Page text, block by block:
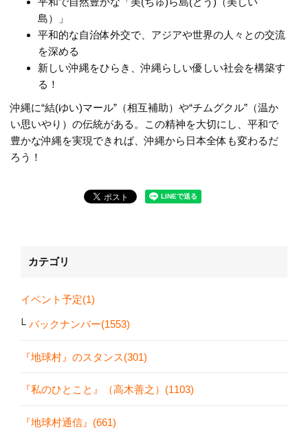
島）」
平和的な自治体外交で、アジアや世界の人々との交流
を深める
新しい沖縄をひらき、沖縄らしい優しい社会を構築す
る！
沖縄に“結(ゆい)マール”（相互補助）や“チムグクル”（温か
い思いやり）の伝統がある。この精神を大切にし、平和で
豊かな沖縄を実現できれば、沖縄から日本全体も変わるだ
ろう！
カテゴリ
イベント予定(1)
バックナンバー(1553)
『地球村』のスタンス(301)
『私のひとこと』（高木善之）(1103)
『地球村通信』(661)